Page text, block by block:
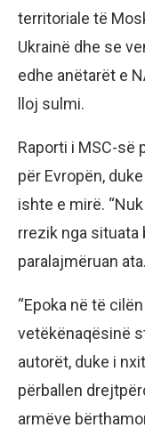
territoriale të
Ukrainë dhe se
edhe anëtarët e
lloj sulmi.
Raporti i MSC-së
për Evropën,
ishte e mirë.
rrezik nga situata
paralajmëruan ata.
“Epoka në të
vetëkënaqësinë
autorët, duke i
përballen
armëve